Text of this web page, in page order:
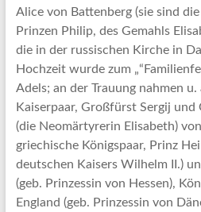
Alice von Battenberg (sie sind
Prinzen Philip, des Gemahls
die in der russischen Kirche in
Hochzeit wurde zum
Adels; an der Trauung nahmen
Kaiserpaar, Großfürst Sergij
(die Neomärtyrerin Elisabeth)
griechische Königspaar, Prinz
deutschen Kaisers Wilhelm II.)
(geb. Prinzessin von Hessen),
England (geb. Prinzessin von